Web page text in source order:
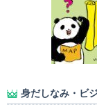
身だしなみ・ビ